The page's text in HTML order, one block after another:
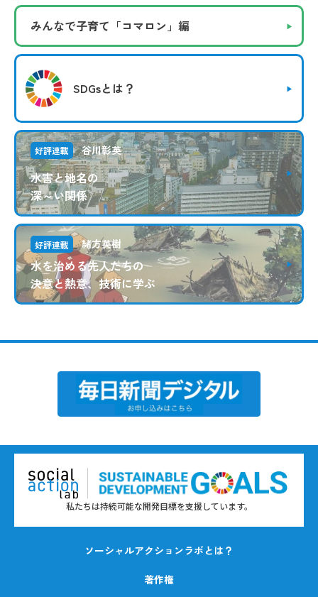
みんなで子育て 「コマロン」編
SDGsとは？
好評連載 谷川彰英
水害と地名の
深～い関係
好評連載 緒方英樹
水を治める先人たちの
決意と熱意、技術に学ぶ
私たちは持続可能な開発目標を支援しています。
ソーシャルアクションラボとは？
著作権